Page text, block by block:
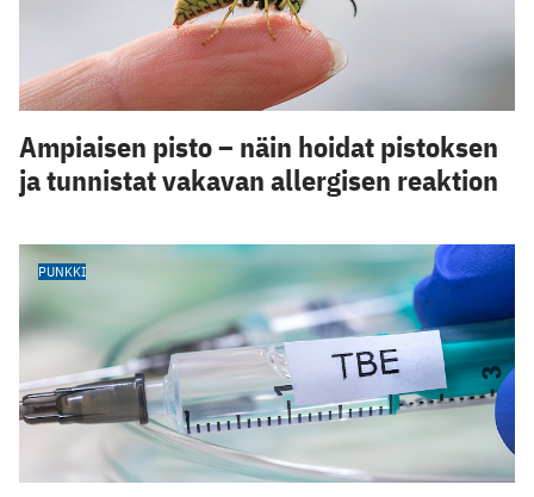
Ampiaisen pisto – näin hoidat pistoksen
ja tunnistat vakavan allergisen reaktion
PUNKKI